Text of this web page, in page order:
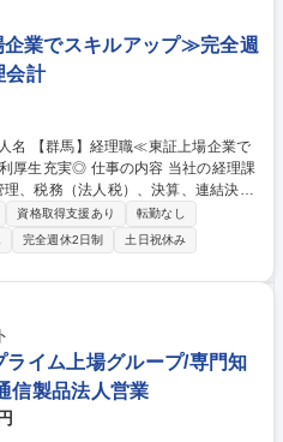
ループ経理
業でスキルアップ≫完全週
会計
内容 当社の経理課
、税務（法人税）、決算、連結決算
担当いただくポジションは、ご経験に
【当社の就業環境】当社では、結
充実◎
資格取得支援あり
転勤なし
完全週休2日制
土日祝休み
ライム上場グループ/専門知
信製品法人営業